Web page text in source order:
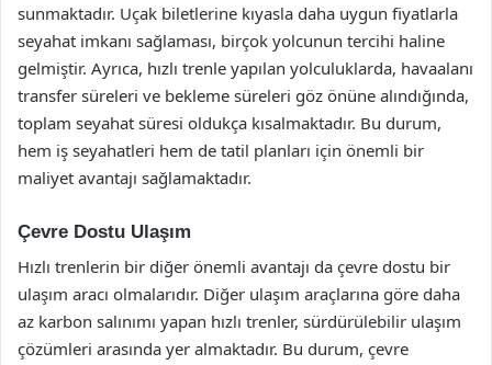
sunmaktadır. Uçak biletlerine kıyasla daha uygun fiyatlarla
seyahat imkanı sağlaması, birçok yolcunun tercihi haline
gelmiştir. Ayrıca, hızlı trenle yapılan yolculuklarda, havaalanı
transfer süreleri ve bekleme süreleri göz önüne alındığında,
toplam seyahat süresi oldukça kısalmaktadır. Bu durum,
hem iş seyahatleri hem de tatil planları için önemli bir
maliyet avantajı sağlamaktadır.
Çevre Dostu Ulaşım
Hızlı trenlerin bir diğer önemli avantajı da çevre dostu bir
ulaşım aracı olmalarıdır. Diğer ulaşım araçlarına göre daha
az karbon salınımı yapan hızlı trenler, sürdürülebilir ulaşım
çözümleri arasında yer almaktadır. Bu durum, çevre